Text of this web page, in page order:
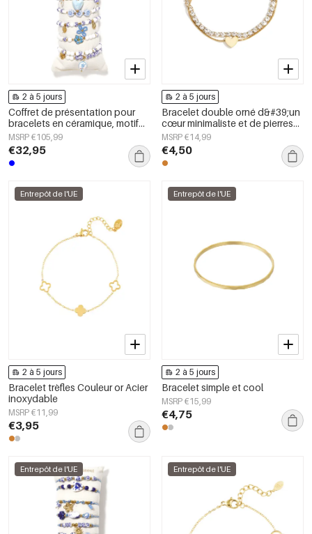
2 à 5 jours
Coffret de présentation pour
bracelets en céramique, motif
cœur, style rétro, collection
ethnique quotidienne, bijoux
pour femmes
MSRP €105,99
€32,95
2 à 5 jours
Bracelet double orné d&#39;un
cœur minimaliste et de pierres
de zircone
MSRP €14,99
€4,50
Entrepôt de l'UE
2 à 5 jours
Bracelet trèfles Couleur or Acier
inoxydable
MSRP €11,99
€3,95
Entrepôt de l'UE
2 à 5 jours
Bracelet simple et cool
MSRP €15,99
€4,75
Entrepôt de l'UE Entrepôt de l'UE